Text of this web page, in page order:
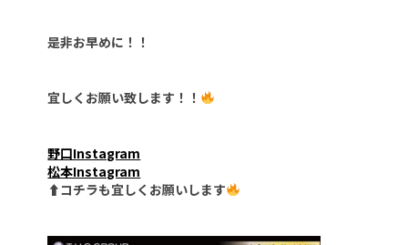
是非お早めに！！
宜しくお願い致します！！
野口Instagram
松本Instagram
⬆︎コチラも宜しくお願いします